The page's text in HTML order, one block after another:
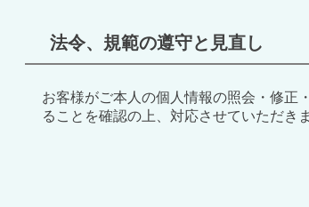
法令、規範の遵守と見直し
お客様がご本人の個人情報の照会・修正
ることを確認の上、対応させていただきま